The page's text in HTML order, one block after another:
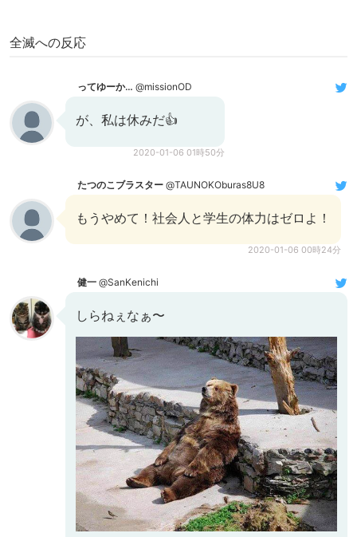
全滅への反応
ってゆーか… @missionOD
が、私は休みだ👍
2020-01-06 01時50分
たつのこブラスター @TAUNOKOburas8U8
もうやめて！社会人と学生の体力はゼロよ！
2020-01-06 00時24分
健一 @SanKenichi
しらねぇなぁ〜